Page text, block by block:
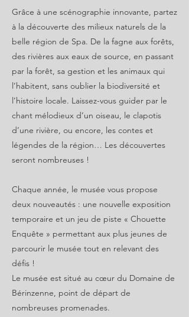
Grâce à une scénographie innovante, partez
à la découverte des milieux naturels de la
belle région de Spa. De la fagne aux forêts,
des rivières aux eaux de source, en passant
par la forêt, sa gestion et les animaux qui
l’habitent, sans oublier la biodiversité et
l’histoire locale. Laissez-vous guider par le
chant mélodieux d’un oiseau, le clapotis
d’une rivière, ou encore, les contes et
légendes de la région… Les découvertes
seront nombreuses !
Chaque année, le musée vous propose
deux nouveautés : une nouvelle exposition
temporaire et un jeu de piste « Chouette
Enquête » permettant aux plus jeunes de
parcourir le musée tout en relevant des
défis !
Le musée est situé au cœur du Domaine de
Bérinzenne, point de départ de
nombreuses promenades.